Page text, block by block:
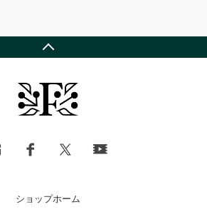
ショップホーム